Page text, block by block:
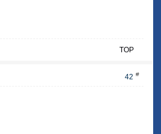
TOP
42 #